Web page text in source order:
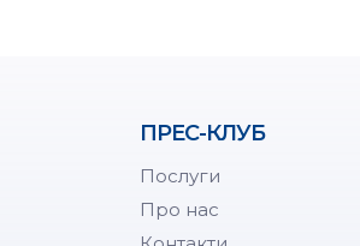
ПРЕС-КЛУБ
Послуги
Про нас